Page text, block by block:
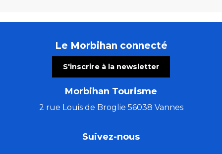
Le Morbihan connecté
S'inscrire à la newsletter
Morbihan Tourisme
2 rue Louis de Broglie 56038 Vannes
Suivez-nous